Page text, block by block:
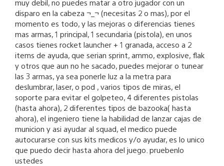
muy debil, no puedes matar a otro jugador con un
disparo en la cabeza ¬_¬ (necesitas 2 o mas), por el
momento es todo, y las mejoras o diferencias tienes
mas armas, 1 principal, 1 secundaria (pistola), en unos
casos tienes rocket launcher + 1 granada, acceso a 2
items de ayuda, que serian sprint, ammo, explosive, flak
y otros que aun no he sacado, puedes mejorar o tunear
las 3 armas, ya sea ponerle luz a la metra para
deslumbrar, laser, o pod , varios tipos de miras, el
soporte para evitar el golpeteo, 4 diferentes pistolas
(hasta ahora), 2 diferentes tipos de bazooka( hasta
ahora), el ingeniero tiene la habilidad de lanzar cajas de
municion y asi ayudar al squad, el medico puede
autocurarse con sus kits medicos y/o ayudar, es lo unico
que puedo decir hasta ahora del juego. pruebenlo
ustedes